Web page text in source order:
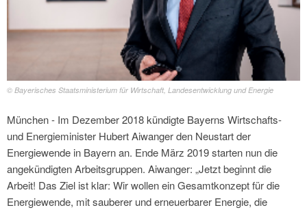
© Bayerisches Staatsministerium für Wirtschaft, Landesentwicklung und Energie
München - Im Dezember 2018 kündigte Bayerns Wirtschafts-
und Energieminister Hubert Aiwanger den Neustart der
Energiewende in Bayern an. Ende März 2019 starten nun die
angekündigten Arbeitsgruppen. Aiwanger: „Jetzt beginnt die
Arbeit! Das Ziel ist klar: Wir wollen ein Gesamtkonzept für die
Energiewende, mit sauberer und erneuerbarer Energie, die